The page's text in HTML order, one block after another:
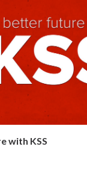
with KSS